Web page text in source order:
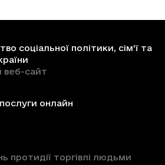
соціальної політики, сім'ї та
веб-сайт
онлайн
протидії торгівлі людьми